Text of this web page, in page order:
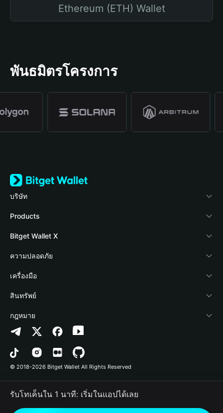
Ethereum (ETH) Wallet
พันธมิตรโครงการ
บริษัท
เกี่ยวกับ Bitget Wallet
Blog
Academy
ข่าวสารด้านคริปโต
ศูนย์ช่วยเหลือ
ติดต่อเรา
ทรัพยากรข้อมูลของแบรนด์
อาชีพ
Products
Crypto Card
Stablecoin Earn
Payfi Crypto
Crypto Swap API
Altcoin Season Index
Prediction Markets
DApp
RWA
Bitget Wallet X
นักพัฒนา
เชื่อมต่อ Wallet
Bitget Wallet Pay
ลิสต์โปรเจกต์
ความปลอดภัย
Protection Fund
เทคโนโลยีความปลอดภัย
เครื่องมือ
ซื้อคริปโต
การตรวจจับการอนุญาต
การตรวจจับสัญญา
การโอนเป็นชุด
สินทรัพย์
Arbitrum
Avalanche
Bitcoin
Polygon
กฎหมาย
นโยบายความเป็นส่วนตัว
ข้อตกลงในการใช้บริการ
© 2018-2026 Bitget Wallet All Rights Reserved
รับโทเค็นใน 1 นาที: เริ่มในแอปได้เลย